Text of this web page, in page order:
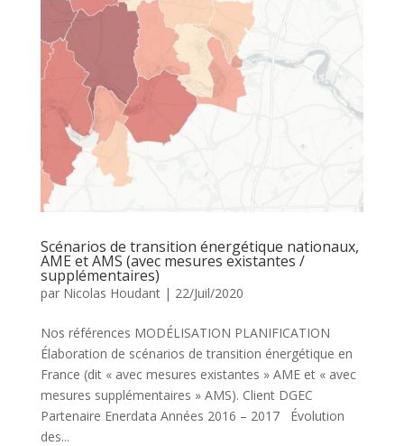
Scénarios de transition énergétique nationaux,
AME et AMS (avec mesures existantes /
supplémentaires)
par Nicolas Houdant| 22/Juil/2020
Nos références MODÉLISATION PLANIFICATION
Élaboration de scénarios de transition énergétique en
France (dit « avec mesures existantes » AME et « avec
mesures supplémentaires » AMS). Client DGEC
Partenaire Enerdata Années 2016 – 2017 Évolution
des...